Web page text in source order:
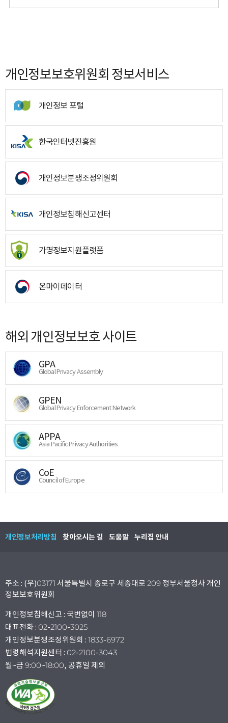
개인정보보호위원회 정보서비스
개인정보 포털
한국인터넷진흥원
개인정보분쟁조정위원회
개인정보침해신고센터
가명정보지원플랫폼
온마이데이터
해외 개인정보보호 사이트
GPA
Global Privacy Assembly
GPEN
Global Privacy Enforcement Network
APPA
Asia Pacific Privacy Authorities
CoE
Council of Europe
개인정보처리방침 찾아오시는 길 도움말 누리집 안내
주소 : (우)03171 서울특별시 종로구 세종대로 209 정부서울청사 개인
정보보호위원회
개인정보침해신고 : 국번없이 118
대표전화 : 02-2100-3025
개인정보분쟁조정위원회 : 1833-6972
법령해석지원센터 : 02-2100-3043
월~금 9:00~18:00, 공휴일 제외